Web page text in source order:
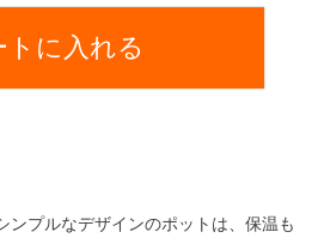
トに入れる
ンプルなデザインのポットは、保温も